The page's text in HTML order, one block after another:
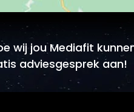
wij jou Mediafit
adviesgesprek aan!